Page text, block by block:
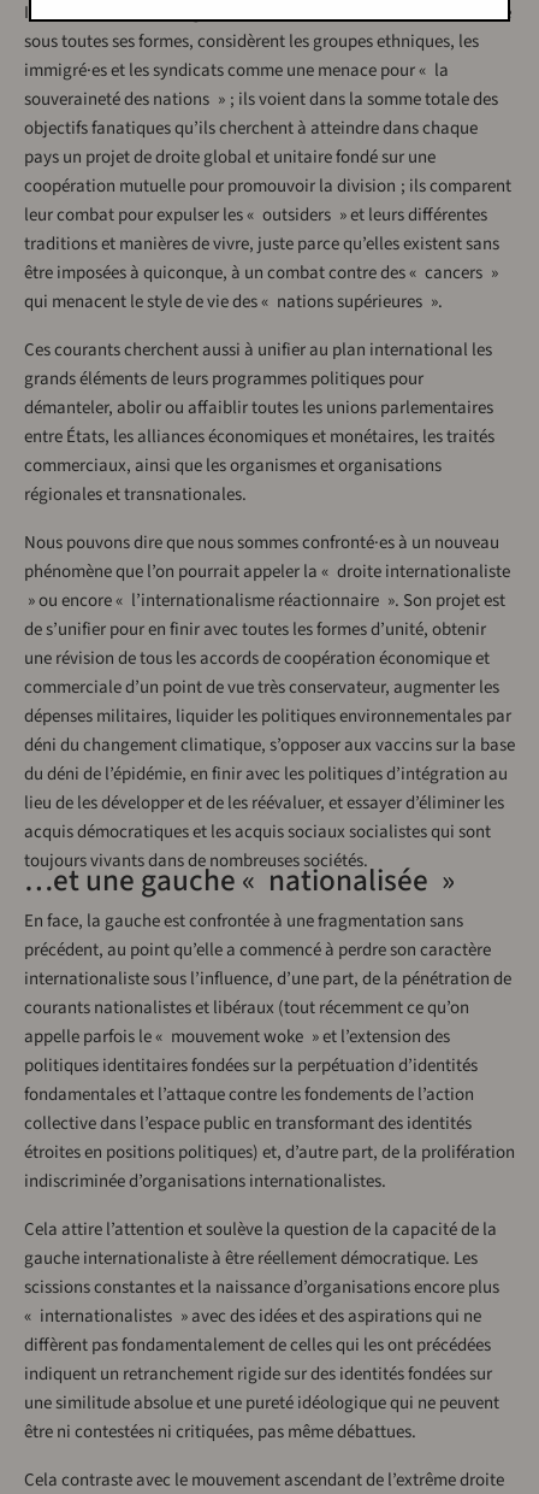
Ils soutiennent des dirigeants autoritaires, haïssent la démocratie
sous toutes ses formes, considèrent les groupes ethniques, les
immigré·es et les syndicats comme une menace pour « la
souveraineté des nations » ; ils voient dans la somme totale des
objectifs fanatiques qu’ils cherchent à atteindre dans chaque
pays un projet de droite global et unitaire fondé sur une
coopération mutuelle pour promouvoir la division ; ils comparent
leur combat pour expulser les « outsiders » et leurs différentes
traditions et manières de vivre, juste parce qu’elles existent sans
être imposées à quiconque, à un combat contre des « cancers »
qui menacent le style de vie des « nations supérieures ».
Ces courants cherchent aussi à unifier au plan international les
grands éléments de leurs programmes politiques pour
démanteler, abolir ou affaiblir toutes les unions parlementaires
entre États, les alliances économiques et monétaires, les traités
commerciaux, ainsi que les organismes et organisations
régionales et transnationales.
Nous pouvons dire que nous sommes confronté·es à un nouveau
phénomène que l’on pourrait appeler la « droite internationaliste
» ou encore « l’internationalisme réactionnaire ». Son projet est
de s’unifier pour en finir avec toutes les formes d’unité, obtenir
une révision de tous les accords de coopération économique et
commerciale d’un point de vue très conservateur, augmenter les
dépenses militaires, liquider les politiques environnementales par
déni du changement climatique, s’opposer aux vaccins sur la base
du déni de l’épidémie, en finir avec les politiques d’intégration au
lieu de les développer et de les réévaluer, et essayer d’éliminer les
acquis démocratiques et les acquis sociaux socialistes qui sont
toujours vivants dans de nombreuses sociétés.
…et une gauche « nationalisée »
En face, la gauche est confrontée à une fragmentation sans
précédent, au point qu’elle a commencé à perdre son caractère
internationaliste sous l’influence, d’une part, de la pénétration de
courants nationalistes et libéraux (tout récemment ce qu’on
appelle parfois le « mouvement woke » et l’extension des
politiques identitaires fondées sur la perpétuation d’identités
fondamentales et l’attaque contre les fondements de l’action
collective dans l’espace public en transformant des identités
étroites en positions politiques) et, d’autre part, de la prolifération
indiscriminée d’organisations internationalistes.
Cela attire l’attention et soulève la question de la capacité de la
gauche internationaliste à être réellement démocratique. Les
scissions constantes et la naissance d’organisations encore plus
« internationalistes » avec des idées et des aspirations qui ne
diffèrent pas fondamentalement de celles qui les ont précédées
indiquent un retranchement rigide sur des identités fondées sur
une similitude absolue et une pureté idéologique qui ne peuvent
être ni contestées ni critiquées, pas même débattues.
Cela contraste avec le mouvement ascendant de l’extrême droite